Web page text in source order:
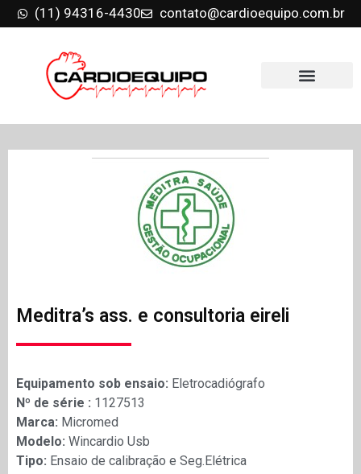
(11) 94316-4430 contato@cardioequipo.com.br
Meditra’s ass. e consultoria eireli
Equipamento sob ensaio: Eletrocadiógrafo
Nº de série : 1127513
Marca: Micromed
Modelo: Wincardio Usb
Tipo: Ensaio de calibração e Seg.Elétrica